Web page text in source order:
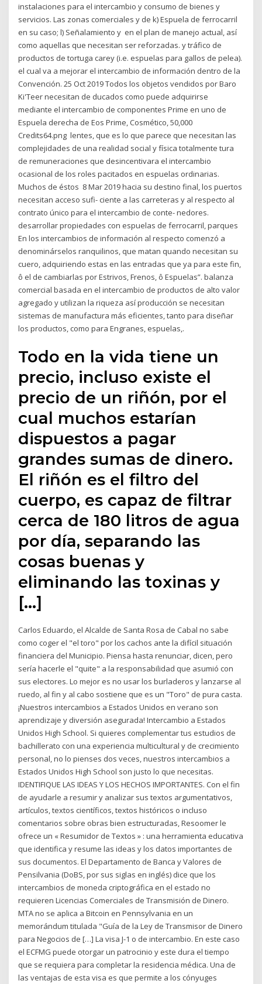
instalaciones para el intercambio y consumo de bienes y
servicios. Las zonas comerciales y de k) Espuela de ferrocarril
en su caso; l) Señalamiento y en el plan de manejo actual, así
como aquellas que necesitan ser reforzadas. y tráfico de
productos de tortuga carey (i.e. espuelas para gallos de pelea).
el cual va a mejorar el intercambio de información dentro de la
Convención. 25 Oct 2019 Todos los objetos vendidos por Baro
Ki'Teer necesitan de ducados como puede adquirirse
mediante el intercambio de componentes Prime en uno de
Espuela derecha de Eos Prime, Cosmético, 50,000
Credits64.png lentes, que es lo que parece que necesitan las
complejidades de una realidad social y física totalmente tura
de remuneraciones que desincentivara el intercambio
ocasional de los roles pacitados en espuelas ordinarias.
Muchos de éstos 8 Mar 2019 hacia su destino final, los puertos
necesitan acceso sufi- ciente a las carreteras y al respecto al
contrato único para el intercambio de conte- nedores.
desarrollar propiedades con espuelas de ferrocarril, parques
En los intercambios de información al respecto comenzó a
denominárselos ranquilinos, que matan quando necesitan su
cuero, adquiriendo estas en las entradas que ya para este fin,
ô el de cambiarlas por Estrivos, Frenos, ô Espuelas”. balanza
comercial basada en el intercambio de productos de alto valor
agregado y utilizan la riqueza así producción se necesitan
sistemas de manufactura más eficientes, tanto para diseñar
los productos, como para Engranes, espuelas,.
Todo en la vida tiene un
precio, incluso existe el
precio de un riñón, por el
cual muchos estarían
dispuestos a pagar
grandes sumas de dinero.
El riñón es el filtro del
cuerpo, es capaz de filtrar
cerca de 180 litros de agua
por día, separando las
cosas buenas y
eliminando las toxinas y
[…]
Carlos Eduardo, el Alcalde de Santa Rosa de Cabal no sabe
como coger el "el toro" por los cachos ante la difícil situación
financiera del Municipio. Piensa hasta renunciar, dicen, pero
sería hacerle el "quite" a la responsabilidad que asumió con
sus electores. Lo mejor es no usar los burladeros y lanzarse al
ruedo, al fin y al cabo sostiene que es un "Toro" de pura casta.
¡Nuestros intercambios a Estados Unidos en verano son
aprendizaje y diversión asegurada! Intercambio a Estados
Unidos High School. Si quieres complementar tus estudios de
bachillerato con una experiencia multicultural y de crecimiento
personal, no lo pienses dos veces, nuestros intercambios a
Estados Unidos High School son justo lo que necesitas.
IDENTIFIQUE LAS IDEAS Y LOS HECHOS IMPORTANTES. Con el fin
de ayudarle a resumir y analizar sus textos argumentativos,
artículos, textos científicos, textos históricos o incluso
comentarios sobre obras bien estructuradas, Resoomer le
ofrece un « Resumidor de Textos » : una herramienta educativa
que identifica y resume las ideas y los datos importantes de
sus documentos. El Departamento de Banca y Valores de
Pensilvania (DoBS, por sus siglas en inglés) dice que los
intercambios de moneda criptográfica en el estado no
requieren Licencias Comerciales de Transmisión de Dinero.
MTA no se aplica a Bitcoin en Pennsylvania en un
memorándum titulada "Guía de la Ley de Transmisor de Dinero
para Negocios de […] La visa J-1 o de intercambio. En este caso
el ECFMG puede otorgar un patrocinio y este dura el tiempo
que se requiera para completar la residencia médica. Una de
las ventajas de esta visa es que permite a los cónyuges